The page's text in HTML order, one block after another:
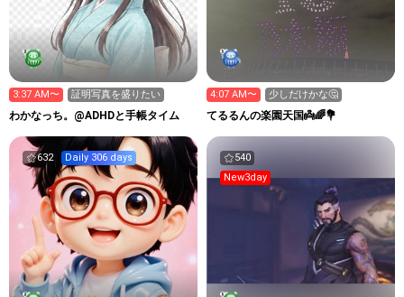
3:37 AM〜 証明写真を盛りたい
わかなっち。@ADHDと手帳タイム
4:07 AM〜 少しだけかな🤔
てるるんの楽園天国👼🌈💐
632 Daily 306 days
540
New3day